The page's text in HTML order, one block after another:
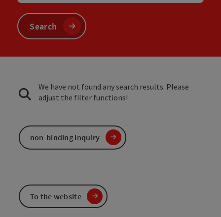
Search
We have not found any search results. Please
adjust the filter functions!
non-binding inquiry
To the website